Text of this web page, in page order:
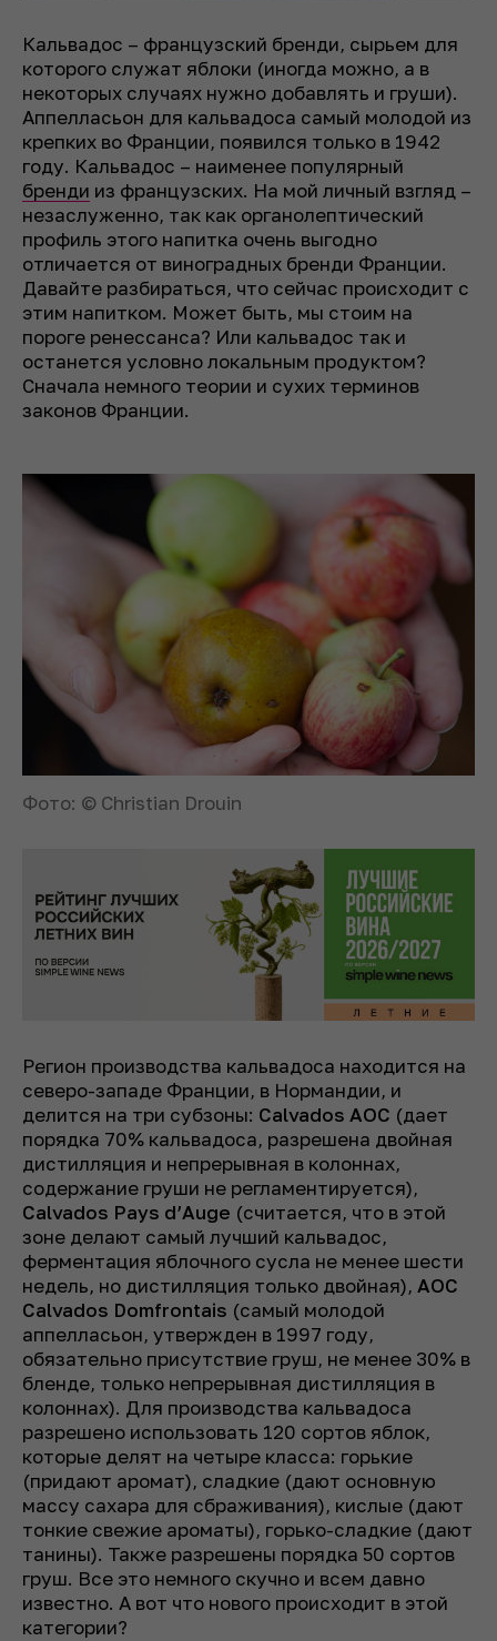
Кальвадос – французский бренди, сырьем для
которого служат яблоки (иногда можно, а в
некоторых случаях нужно добавлять и груши).
Аппелласьон для кальвадоса самый молодой из
крепких во Франции, появился только в 1942
году. Кальвадос – наименее популярный
бренди из французских. На мой личный взгляд –
незаслуженно, так как органолептический
профиль этого напитка очень выгодно
отличается от виноградных бренди Франции.
Давайте разбираться, что сейчас происходит с
этим напитком. Может быть, мы стоим на
пороге ренессанса? Или кальвадос так и
останется условно локальным продуктом?
Сначала немного теории и сухих терминов
законов Франции.
Фото: © Christian Drouin
Регион производства кальвадоса находится на
северо-западе Франции, в Нормандии, и
делится на три субзоны: Calvados AOC (дает
порядка 70% кальвадоса, разрешена двойная
дистилляция и непрерывная в колоннах,
содержание груши не регламентируется),
Calvados Pays d’Auge (считается, что в этой
зоне делают самый лучший кальвадос,
ферментация яблочного сусла не менее шести
недель, но дистилляция только двойная), AOC
Calvados Domfrontais (самый молодой
аппелласьон, утвержден в 1997 году,
обязательно присутствие груш, не менее 30% в
бленде, только непрерывная дистилляция в
колоннах). Для производства кальвадоса
разрешено использовать 120 сортов яблок,
которые делят на четыре класса: горькие
(придают аромат), сладкие (дают основную
массу сахара для сбраживания), кислые (дают
тонкие свежие ароматы), горько-сладкие (дают
танины). Также разрешены порядка 50 сортов
груш. Все это немного скучно и всем давно
известно. А вот что нового происходит в этой
категории?